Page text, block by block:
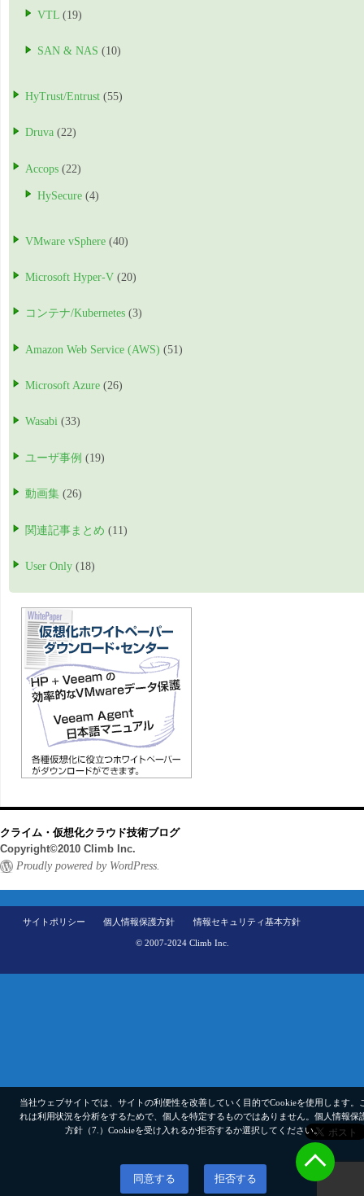
VTL (19)
SAN & NAS (10)
HyTrust/Entrust (55)
Druva (22)
Accops (22)
HySecure (4)
VMware vSphere (40)
Microsoft Hyper-V (20)
コンテナ/Kubernetes (3)
Amazon Web Service (AWS) (51)
Microsoft Azure (26)
Wasabi (33)
ユーザ事例 (19)
動画集 (26)
関連記事まとめ (11)
User Only (18)
クライム・仮想化クラウド技術ブログ
Copyright©2010 Climb Inc.
Proudly powered by WordPress.
サイトポリシー 個人情報保護方針 情報セキュリティ基本方針
© 2007-2024 Climb Inc.
当社ウェブサイトでは、サイトの利便性を改善していく目的でCookieを使用します。
れは利用状況を分析をするためで、個人を特定するものではありません。 個人情報保
方針（7.） Cookieを受け入れるか拒否するか選択してください。
同意する 拒否する